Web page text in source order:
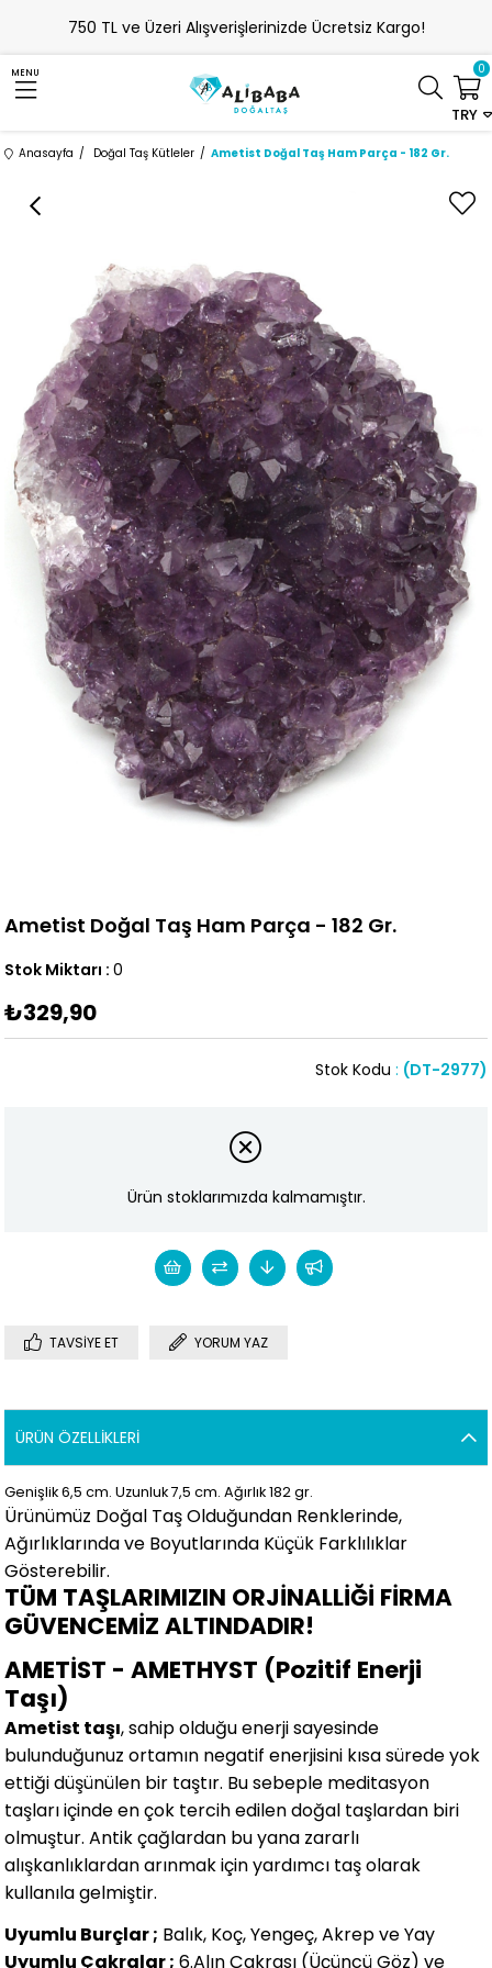
750 TL ve Üzeri Alışverişlerinizde Ücretsiz Kargo!
MENU
TRY
0
Anasayfa Doğal Taş Kütleler Ametist Doğal Taş Ham Parça - 182 Gr.
Ametist Doğal Taş Ham Parça - 182 Gr.
Stok Miktarı : 0
₺329,90
(DT-2977)
Stok Kodu
Ürün stoklarımızda kalmamıştır.
TAVSIYE ET YORUM YAZ
ÜRÜN ÖZELLIKLERI
Genişlik 6,5 cm.Uzunluk 7,5 cm.Ağırlık 182 gr.
Ürünümüz Doğal Taş Olduğundan Renklerinde,
Ağırlıklarında ve Boyutlarında Küçük Farklılıklar
Gösterebilir.
TÜM TAŞLARIMIZIN ORJİNALLİĞİ FİRMA
GÜVENCEMİZ ALTINDADIR!
AMETİST - AMETHYST (Pozitif Enerji
Taşı)
Ametist taşı, sahip olduğu enerji sayesinde
bulunduğunuz ortamın negatif enerjisini kısa sürede yok
ettiği düşünülen bir taştır. Bu sebeple meditasyon
taşları içinde en çok tercih edilen doğal taşlardan biri
olmuştur. Antik çağlardan bu yana zararlı
alışkanlıklardan arınmak için yardımcı taş olarak
kullanıla gelmiştir.
Uyumlu Burçlar ; Balık, Koç, Yengeç, Akrep ve Yay
Uyumlu Çakralar ; 6.Alın Çakrası (Üçüncü Göz) ve